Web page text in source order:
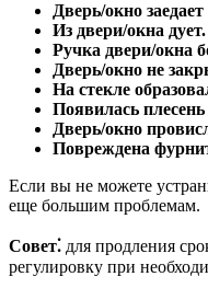
Дверь/окно
Из двери/окна дует.
Ручка двери/окна
Дверь/окно не
На стекле
Появилась плесень
Дверь/окно
Повреждена
Если вы не можете
еще большим проблемам.
Совет⁚ для продления
регулировку при